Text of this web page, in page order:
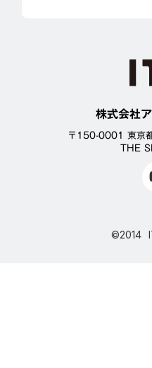
株式会社
〒150-0001 東京
THE
©2014